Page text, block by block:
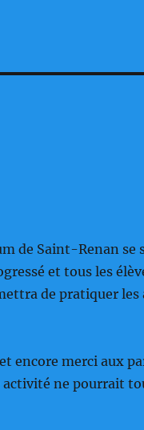
de Saint-Renan
et tous les
de pratiquer
encore merci aux
activité ne pourrait